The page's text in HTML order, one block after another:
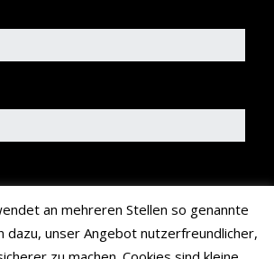
an mehreren Stellen so genannte
dazu, unser Angebot nutzerfreundlicher,